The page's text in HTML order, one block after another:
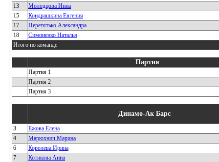
13
Молодцова Инна
15
Кондрашкина Евгения
17
Перетятько Александра
18
Симоненко Наталья
Итого по команде
Партия
Партия 1
Партия 2
Партия 3
Динамо-Ак Барс
3
Ежова Елена
4
Марюхнич Марина
6
Королева Ирина
7
Котикова Анна